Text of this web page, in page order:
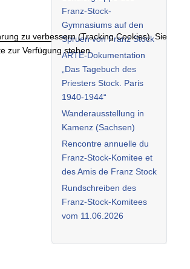
Franz-Stock-
Gymnasiums auf den
Spruen von Franz Stock
ARTE-Dokumentation
„Das Tagebuch des
Priesters Stock. Paris
1940-1944“
Wanderausstellung in
Kamenz (Sachsen)
Rencontre annuelle du
Franz-Stock-Komitee et
des Amis de Franz Stock
Rundschreiben des
Franz-Stock-Komitees
vom 11.06.2026
zu verbessern (Tracking Cookies). Sie
zur Verfügung stehen.